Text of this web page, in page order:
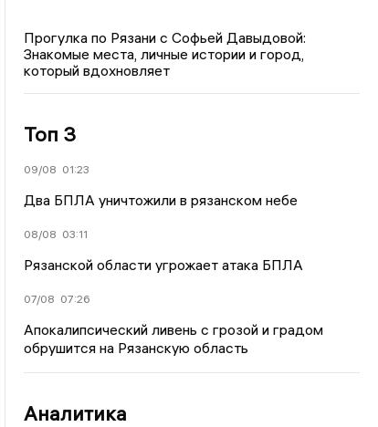
Прогулка по Рязани с Софьей Давыдовой:
Знакомые места, личные истории и город,
который вдохновляет
Топ 3
09/08 01:23
Два БПЛА уничтожили в рязанском небе
08/08 03:11
Рязанской области угрожает атака БПЛА
07/08 07:26
Апокалипсический ливень с грозой и градом
обрушится на Рязанскую область
Аналитика